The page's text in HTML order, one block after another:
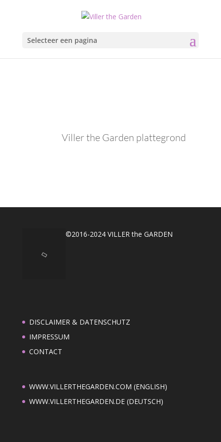
Selecteer een pagina
Viller the Garden plattegrond
©2016-2024 VILLER the GARDEN
DISCLAIMER & DATENSCHUTZ
IMPRESSUM
CONTACT
WWW.VILLERTHEGARDEN.COM (ENGLISH)
WWW.VILLERTHEGARDEN.DE (DEUTSCH)